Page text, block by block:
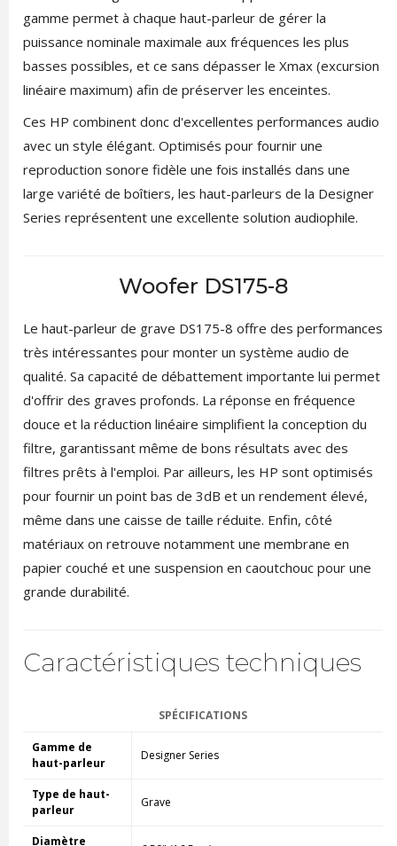
gamme permet à chaque haut-parleur de gérer la
puissance nominale maximale aux fréquences les plus
basses possibles, et ce sans dépasser le Xmax (excursion
linéaire maximum) afin de préserver les enceintes.
Ces HP combinent donc d'excellentes performances audio
avec un style élégant. Optimisés pour fournir une
reproduction sonore fidèle une fois installés dans une
large variété de boîtiers, les haut-parleurs de la Designer
Series représentent une excellente solution audiophile.
Woofer DS175-8
Le haut-parleur de grave DS175-8 offre des performances
très intéressantes pour monter un système audio de
qualité. Sa capacité de débattement importante lui permet
d'offrir des graves profonds. La réponse en fréquence
douce et la réduction linéaire simplifient la conception du
filtre, garantissant même de bons résultats avec des
filtres prêts à l'emploi. Par ailleurs, les HP sont optimisés
pour fournir un point bas de 3dB et un rendement élevé,
même dans une caisse de taille réduite. Enfin, côté
matériaux on retrouve notamment une membrane en
papier couché et une suspension en caoutchouc pour une
grande durabilité.
Caractéristiques techniques
SPÉCIFICATIONS
Gamme de
haut-parleur
Designer Series
Type de haut-
parleur
Grave
Diamètre